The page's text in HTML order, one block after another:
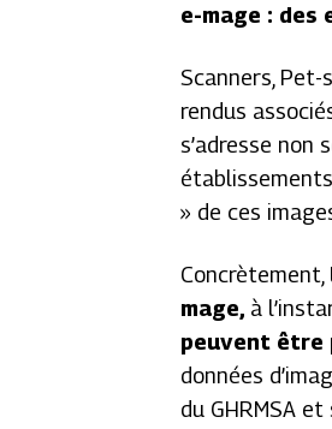
e-mage : des
Scanners, Pet-
rendus
s’adresse non
» de ces
Concrètement,
mage, à
peuvent être
données
du GHRMSA